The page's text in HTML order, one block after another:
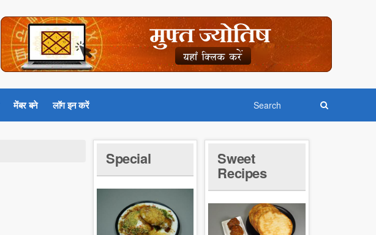
मेंबर बने लॉग इन करें
Special Sweet
Recipes